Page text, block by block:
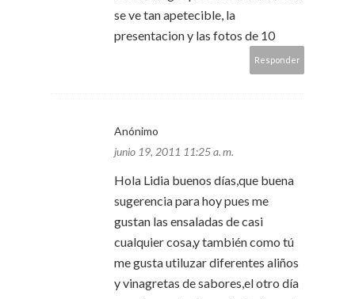
se ve tan apetecible, la
presentacion y las fotos de 10
Responder
Anónimo
junio 19, 2011 11:25 a. m.
Hola Lidia buenos días,que buena
sugerencia para hoy pues me
gustan las ensaladas de casi
cualquier cosa,y también como tú
me gusta utiluzar diferentes aliños
y vinagretas de sabores,el otro día